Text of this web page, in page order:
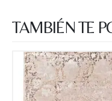
TAMBIÉN TE